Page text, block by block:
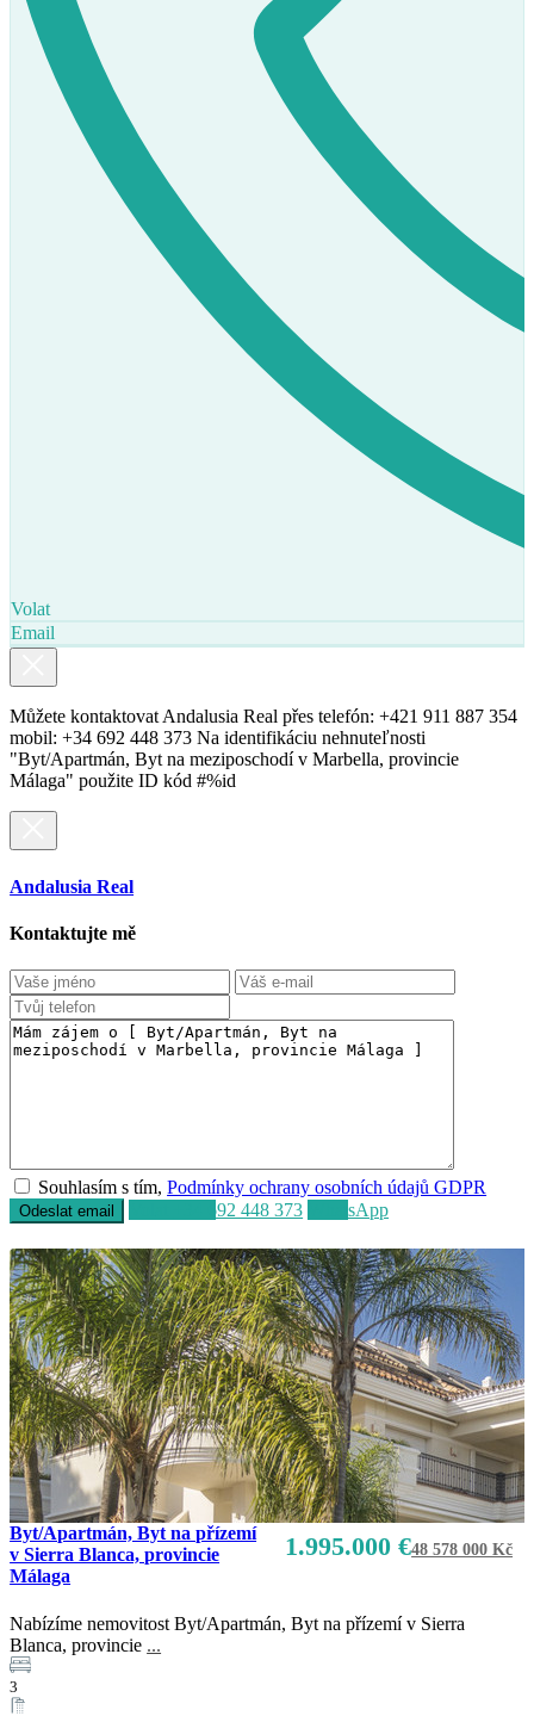
Volat
Email
Můžete kontaktovat Andalusia Real přes telefón: +421 911 887 354
mobil: +34 692 448 373 Na identifikáciu nehnuteľnosti
"Byt/Apartmán, Byt na meziposchodí v Marbella, provincie
Málaga" použite ID kód #%id
Andalusia Real
Kontaktujte mě
Souhlasím s tím,Podmínky ochrany osobních údajů GDPR
+34 692 448 373 WhatsApp
1.995.000 €48 578 000 Kč
Byt/Apartmán, Byt na přízemí
v Sierra Blanca, provincie
Málaga
Nabízíme nemovitost Byt/Apartmán, Byt na přízemí v Sierra
Blanca, provincie ...
3